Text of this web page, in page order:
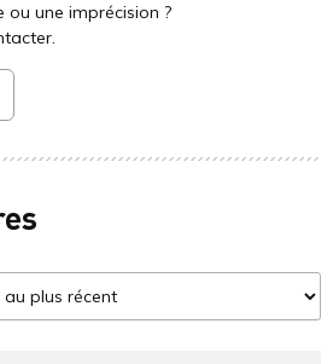
une imprécision ?